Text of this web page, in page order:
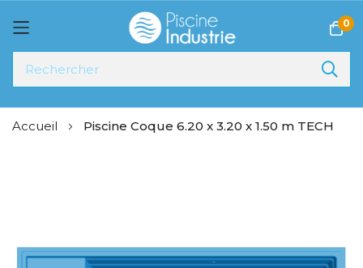
0
Allez
Accueil Piscine Coque 6.20 x 3.20 x 1.50 m TECH
end